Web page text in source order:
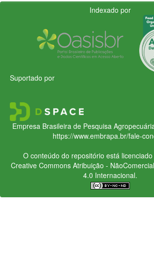
Indexado por
Suportado por
Empresa Brasileira de Pesquisa
https://www.embrapa.br/fale-
O conteúdo do repositório está
Creative CommonsAtribuição -
4.0 Internacional.